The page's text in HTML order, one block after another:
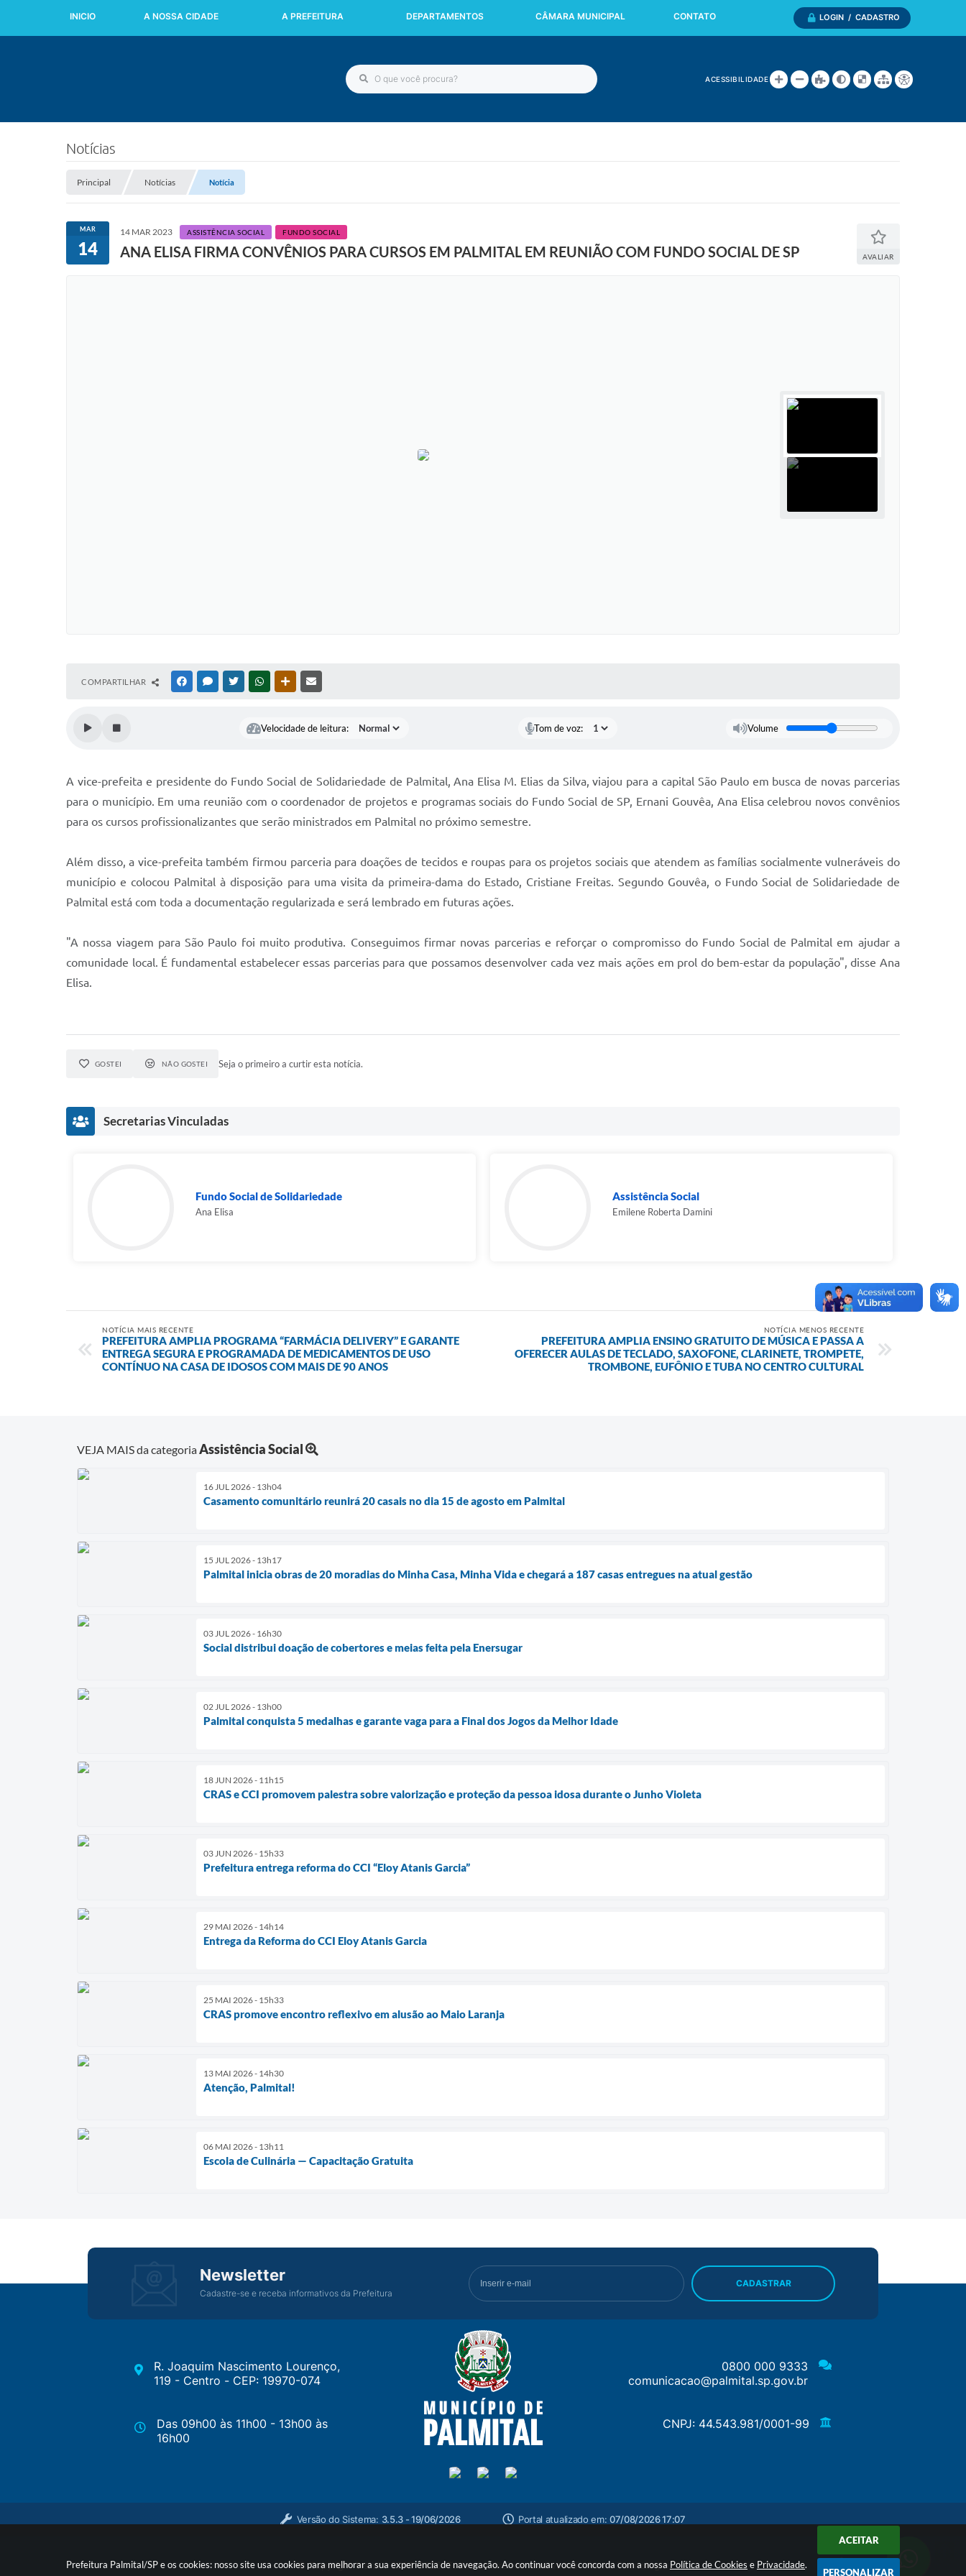
Prefeitura Palmital/SP e os cookies: nosso site usa cookies para melhorar a sua experiência de navegação. Ao continuar você concorda com a nossa Política de Cookies e Privacidade.
ACEITAR
PERSONALIZAR
LOGIN / CADASTRO
ACESSIBILIDADE
INICIO A NOSSA CIDADE A PREFEITURA DEPARTAMENTOS CÂMARA MUNICIPAL CONTATO
Notícias
Principal Notícias Notícia
MAR
14
14 MAR 2023 ASSISTÊNCIA SOCIAL FUNDO SOCIAL
ANA ELISA FIRMA CONVÊNIOS PARA CURSOS EM PALMITAL EM REUNIÃO COM FUNDO SOCIAL DE SP AVALIAR
COMPARTILHAR FACEBOOKMESSENGER
TWITTERWHATSAPPOUTRAS MÍDIAS
Velocidade de leitura: Tom de voz: Volume
A vice-prefeita e presidente do Fundo Social de Solidariedade de Palmital, Ana Elisa M. Elias da Silva, viajou para a capital São Paulo em busca de novas parcerias
para o município. Em uma reunião com o coordenador de projetos e programas sociais do Fundo Social de SP, Ernani Gouvêa, Ana Elisa celebrou novos convênios
para os cursos profissionalizantes que serão ministrados em Palmital no próximo semestre.
Além disso, a vice-prefeita também firmou parceria para doações de tecidos e roupas para os projetos sociais que atendem as famílias socialmente vulneráveis do
município e colocou Palmital à disposição para uma visita da primeira-dama do Estado, Cristiane Freitas. Segundo Gouvêa, o Fundo Social de Solidariedade de
Palmital está com toda a documentação regularizada e será lembrado em futuras ações.
"A nossa viagem para São Paulo foi muito produtiva. Conseguimos firmar novas parcerias e reforçar o compromisso do Fundo Social de Palmital em ajudar a
comunidade local. É fundamental estabelecer essas parcerias para que possamos desenvolver cada vez mais ações em prol do bem-estar da população", disse Ana
Elisa.
GOSTEI NÃO GOSTEI Seja o primeiro a curtir esta notícia.
Secretarias Vinculadas
Fundo Social de Solidariedade
Ana Elisa
Assistência Social
Emilene Roberta Damini
NOTÍCIA MAIS RECENTE
PREFEITURA AMPLIA PROGRAMA “FARMÁCIA DELIVERY” E GARANTE
ENTREGA SEGURA E PROGRAMADA DE MEDICAMENTOS DE USO
CONTÍNUO NA CASA DE IDOSOS COM MAIS DE 90 ANOS
NOTÍCIA MENOS RECENTE
PREFEITURA AMPLIA ENSINO GRATUITO DE MÚSICA E PASSA A
OFERECER AULAS DE TECLADO, SAXOFONE, CLARINETE, TROMPETE,
TROMBONE, EUFÔNIO E TUBA NO CENTRO CULTURAL
VEJA MAIS da categoriaAssistência Social
16 JUL 2026 - 13h04
Casamento comunitário reunirá 20 casais no dia 15 de agosto em Palmital
15 JUL 2026 - 13h17
Palmital inicia obras de 20 moradias do Minha Casa, Minha Vida e chegará a 187 casas entregues na atual gestão
03 JUL 2026 - 16h30
Social distribui doação de cobertores e meias feita pela Enersugar
02 JUL 2026 - 13h00
Palmital conquista 5 medalhas e garante vaga para a Final dos Jogos da Melhor Idade
18 JUN 2026 - 11h15
CRAS e CCI promovem palestra sobre valorização e proteção da pessoa idosa durante o Junho Violeta
03 JUN 2026 - 15h33
Prefeitura entrega reforma do CCI “Eloy Atanis Garcia”
29 MAI 2026 - 14h14
Entrega da Reforma do CCI Eloy Atanis Garcia
25 MAI 2026 - 15h33
CRAS promove encontro reflexivo em alusão ao Maio Laranja
13 MAI 2026 - 14h30
Atenção, Palmital!
06 MAI 2026 - 13h11
Escola de Culinária — Capacitação Gratuita
Newsletter
Cadastre-se e receba informativos da Prefeitura
CADASTRAR
0800 000 9333
comunicacao@palmital.sp.gov.br
R. Joaquim Nascimento Lourenço,
119 - Centro - CEP: 19970-074
CNPJ: 44.543.981/0001-99
Das 09h00 às 11h00 - 13h00 às
16h00
Versão do Sistema: 3.5.3 - 19/06/2026 Portal atualizado em: 07/08/2026 17:07
© Copyright Instar - 2006-2026. Todos os direitos reservados -Instar Tecnologia